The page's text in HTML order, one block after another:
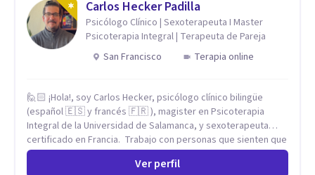
Carlos Hecker Padilla
Psicólogo Clínico | Sexoterapeuta I Master
Psicoterapia Integral | Terapeuta de Pareja
San Francisco
Terapia online
🙋🏻 ¡Hola!, soy Carlos Hecker, psicólogo clínico bilingüe
(español 🇪🇸 y francés 🇫🇷 ), magister en Psicoterapia
Integral de la Universidad de Salamanca, y sexoterapeuta
certificado en Francia. Trabajo con personas que sienten que
algo en su vida dejó de calzar: ansiedad que se desborda,
tristeza que no se va, duelos que se alargan, relaciones que
Ver perfil